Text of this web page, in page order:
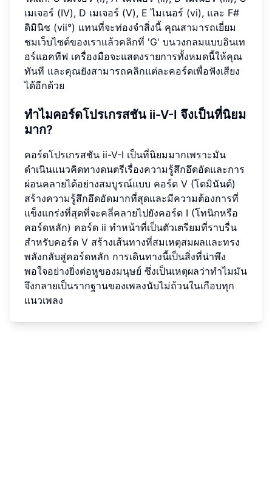
เมเจอร์ (IV), D เมเจอร์ (V), E ไมเนอร์ (vi), และ F#
ดิมินิช (vii°) แทนที่จะท่องจำสิ่งนี้ คุณสามารถเยี่ยม
ชมเว็บไซต์ของเราแล้วคลิกที่ 'G' บนวงกลมแบบอินเท
อร์แอคทีฟ เครื่องมือจะแสดงรายการทั้งหมดนี้ให้คุณ
ทันที และคุณยังสามารถคลิกแต่ละคอร์ดเพื่อฟังเสียง
ได้อีกด้วย
ทำไมคอร์ดโปรเกรสชัน ii-V-I จึงเป็นที่นิยม
มาก?
คอร์ดโปรเกรสชัน ii-V-I เป็นที่นิยมมากเพราะมัน
ดำเนินแนวคิดทางดนตรีเรื่องความรู้สึกอึดอัดและการ
ผ่อนคลายได้อย่างสมบูรณ์แบบ คอร์ด V (โดมินันต์)
สร้างความรู้สึกอึดอัดมากที่สุดและมีความต้องการที่
แข็งแกร่งที่สุดที่จะคลี่คลายไปยังคอร์ด I (โทนิกหรือ
คอร์ดหลัก) คอร์ด ii ทำหน้าที่เป็นตัวเตรียมที่ราบรื่น
สำหรับคอร์ด V สร้างเส้นทางที่สมเหตุสมผลและทรง
พลังกลับสู่คอร์ดหลัก การเดินทางนี้เป็นสิ่งที่น่าพึง
พอใจอย่างยิ่งต่อหูของมนุษย์ ซึ่งเป็นเหตุผลว่าทำไมมัน
จึงกลายเป็นรากฐานของเพลงนับไม่ถ้วนในเกือบทุก
แนวเพลง